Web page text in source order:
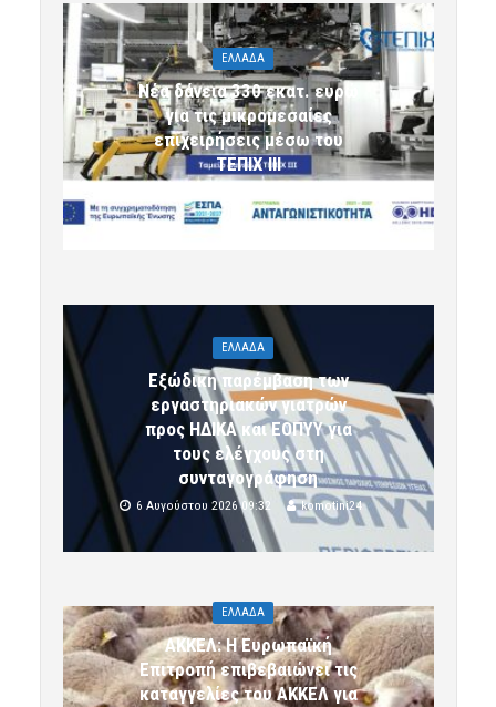
ΕΛΛΑΔΑ
Νέα δάνεια 330 εκατ. ευρώ
για τις μικρομεσαίες
επιχειρήσεις μέσω του
ΤΕΠΙΧ ΙΙΙ
ΕΛΛΑΔΑ
Εξώδικη παρέμβαση των
εργαστηριακών γιατρών
προς ΗΔΙΚΑ και ΕΟΠΥΥ για
τους ελέγχους στη
συνταγογράφηση
6 Αυγούστου 2026 09:32 komotini24
ΕΛΛΑΔΑ
ΑΚΚΕΛ: Η Ευρωπαϊκή
Επιτροπή επιβεβαιώνει τις
καταγγελίες του ΑΚΚΕΛ για